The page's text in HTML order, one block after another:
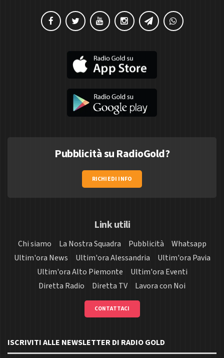
Pubblicità su RadioGold?
RICHIEDI INFO
Link utili
Chi siamo La Nostra Squadra Pubblicità
Whatsapp
Ultim'ora News
Ultim'ora Alessandria
Ultim'ora Pavia
Ultim'ora Alto Piemonte
Ultim'ora Eventi
Diretta Radio
Diretta TV Lavora con Noi
CONTATTACI
ISCRIVITI ALLE NEWSLETTER DI RADIO GOLD